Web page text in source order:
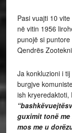
Pasi vuajti 10
në vitin 1956
punojë si
Qendrës
Ja konkluzioni i
burgjve
ish kryeredaktoti,
guximit tonë me
mos me u